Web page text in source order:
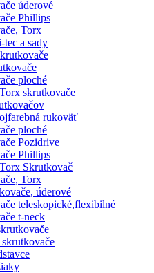
úderové
Phillips
Torx
tec a sady
ploché
skrutkovače
rukoväť
ploché
Pozidrive
Phillips
Skrutkovač
Torx
úderové
teleskopické,flexibilné
t-neck